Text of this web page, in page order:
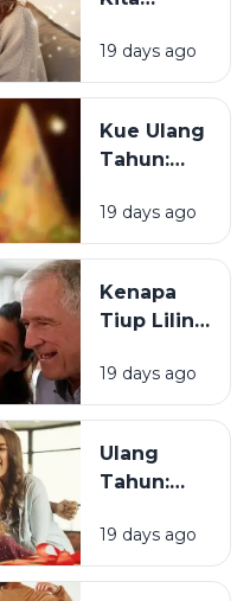
Sedih Saat
Tahun?
Mendapat
Ucapan
Tahun?
19 days ago
Kue Ulang
Tahun:
Tradisi Ini
Berawal?
19 days ago
Kenapa
Tiup Lilin
Tradisi
Saat Ulang
19 days ago
Ulang
Tahun:
Momen
Bertambah
19 days ago